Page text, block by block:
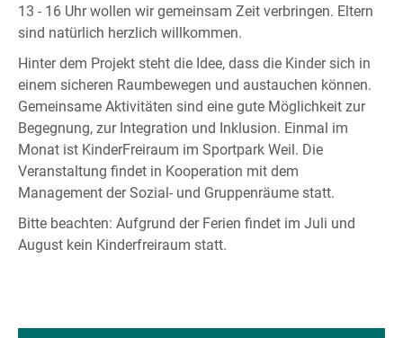
13 - 16 Uhr wollen wir gemeinsam Zeit verbringen. Eltern
sind natürlich herzlich willkommen.
Hinter dem Projekt steht die Idee, dass die Kinder sich in
einem sicheren Raumbewegen und austauchen können.
Gemeinsame Aktivitäten sind eine gute Möglichkeit zur
Begegnung, zur Integration und Inklusion. Einmal im
Monat ist KinderFreiraum im Sportpark Weil. Die
Veranstaltung findet in Kooperation mit dem
Management der Sozial- und Gruppenräume statt.
Bitte beachten: Aufgrund der Ferien findet im Juli und
August kein Kinderfreiraum statt.